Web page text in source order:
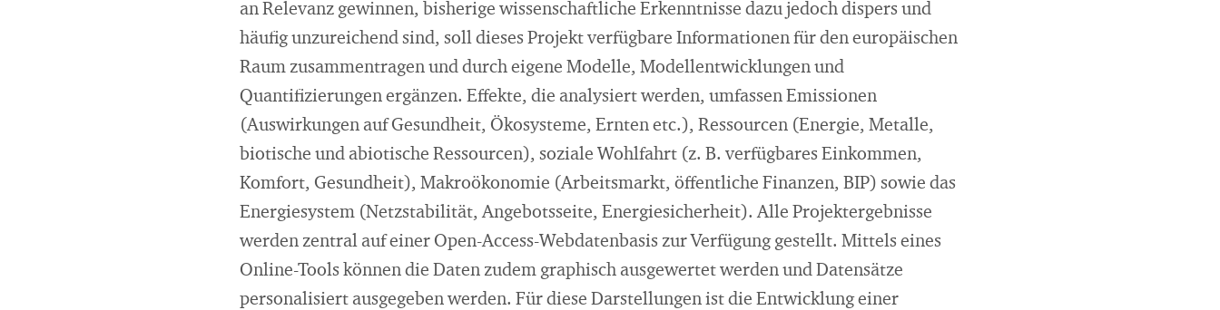
an Relevanz gewinnen, bisherige wissenschaftliche Erkenntnisse dazu jedoch dispers und
häufig unzureichend sind, soll dieses Projekt verfügbare Informationen für den europäischen
Raum zusammentragen und durch eigene Modelle, Modellentwicklungen und
Quantifizierungen ergänzen. Effekte, die analysiert werden, umfassen Emissionen
(Auswirkungen auf Gesundheit, Ökosysteme, Ernten etc.), Ressourcen (Energie, Metalle,
biotische und abiotische Ressourcen), soziale Wohlfahrt (z. B. verfügbares Einkommen,
Komfort, Gesundheit), Makroökonomie (Arbeitsmarkt, öffentliche Finanzen, BIP) sowie das
Energiesystem (Netzstabilität, Angebotsseite, Energiesicherheit). Alle Projektergebnisse
werden zentral auf einer Open-Access-Webdatenbasis zur Verfügung gestellt. Mittels eines
Online-Tools können die Daten zudem graphisch ausgewertet werden und Datensätze
personalisiert ausgegeben werden. Für diese Darstellungen ist die Entwicklung einer